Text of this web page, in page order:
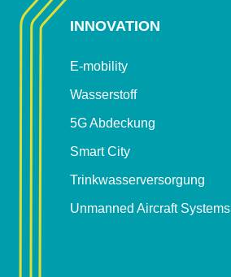
INNOVATION
E-mobility
Wasserstoff
5G Abdeckung
Smart City
Trinkwasser­versorgung
Unmanned Aircraft Systems